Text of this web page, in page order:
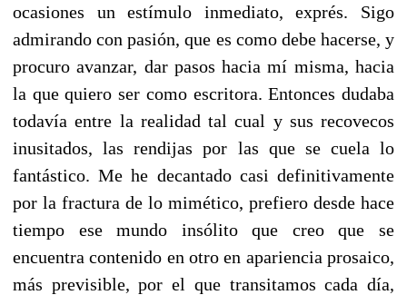
ocasiones un estímulo inmediato, exprés. Sigo
admirando con pasión, que es como debe hacerse, y
procuro avanzar, dar pasos hacia mí misma, hacia
la que quiero ser como escritora. Entonces dudaba
todavía entre la realidad tal cual y sus recovecos
inusitados, las rendijas por las que se cuela lo
fantástico. Me he decantado casi definitivamente
por la fractura de lo mimético, prefiero desde hace
tiempo ese mundo insólito que creo que se
encuentra contenido en otro en apariencia prosaico,
más previsible, por el que transitamos cada día,